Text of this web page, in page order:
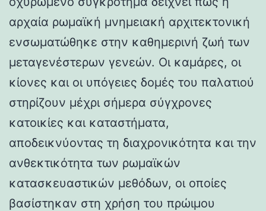
αρχαία ρωμαϊκή μνημειακή αρχιτεκτονική
ενσωματώθηκε στην καθημερινή ζωή των
μεταγενέστερων γενεών. Οι καμάρες, οι
κίονες και οι υπόγειες δομές του παλατιού
στηρίζουν μέχρι σήμερα σύγχρονες
κατοικίες και καταστήματα,
αποδεικνύοντας τη διαχρονικότητα και την
ανθεκτικότητα των ρωμαϊκών
κατασκευαστικών μεθόδων, οι οποίες
βασίστηκαν στη χρήση του πρώιμου